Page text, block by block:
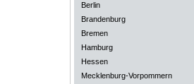
Berlin
Brandenburg
Bremen
Hamburg
Hessen
Mecklenburg-Vorpommern